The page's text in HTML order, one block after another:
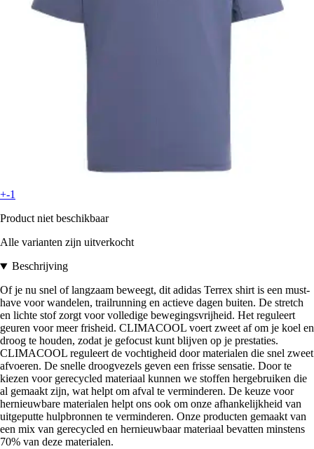
+-1
Product niet beschikbaar
Alle varianten zijn uitverkocht
Beschrijving
Of je nu snel of langzaam beweegt, dit adidas Terrex shirt is een must-
have voor wandelen, trailrunning en actieve dagen buiten. De stretch
en lichte stof zorgt voor volledige bewegingsvrijheid. Het reguleert
geuren voor meer frisheid. CLIMACOOL voert zweet af om je koel en
droog te houden, zodat je gefocust kunt blijven op je prestaties.
CLIMACOOL reguleert de vochtigheid door materialen die snel zweet
afvoeren. De snelle droogvezels geven een frisse sensatie. Door te
kiezen voor gerecycled materiaal kunnen we stoffen hergebruiken die
al gemaakt zijn, wat helpt om afval te verminderen. De keuze voor
hernieuwbare materialen helpt ons ook om onze afhankelijkheid van
uitgeputte hulpbronnen te verminderen. Onze producten gemaakt van
een mix van gerecycled en hernieuwbaar materiaal bevatten minstens
70% van deze materialen.